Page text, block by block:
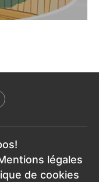
légales
de cookies